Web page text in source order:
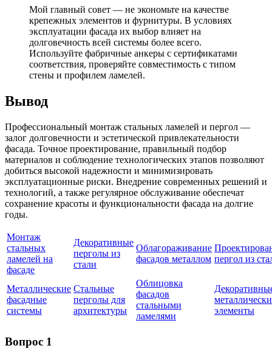
Мой главный совет — не экономьте на качестве
крепежных элементов и фурнитуры. В условиях
эксплуатации фасада их выбор влияет на
долговечность всей системы более всего.
Используйте фабричные анкеры с сертификатами
соответствия, проверяйте совместимость с типом
стены и профилем ламелей.
Вывод
Профессиональный монтаж стальных ламелей и пергол —
залог долговечности и эстетической привлекательности
фасада. Точное проектирование, правильный подбор
материалов и соблюдение технологических этапов позволяют
добиться высокой надежности и минимизировать
эксплуатационные риски. Внедрение современных решений и
технологий, а также регулярное обслуживание обеспечат
сохранение красоты и функциональности фасада на долгие
годы.
Монтаж
стальных
ламелей на
фасаде
Декоративные
перголы из
стали
Облагораживание
фасадов металлом пергол из
Металлические
фасадные
системы
Стальные
перголы для
архитектуры
Облицовка
фасадов
стальными
ламелями
элементы
Вопрос 1